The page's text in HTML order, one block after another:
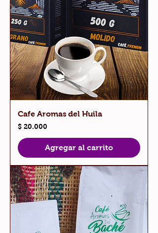
Cafe Aromas del Huila
Precio
$ 20.000
Agregar al carrito